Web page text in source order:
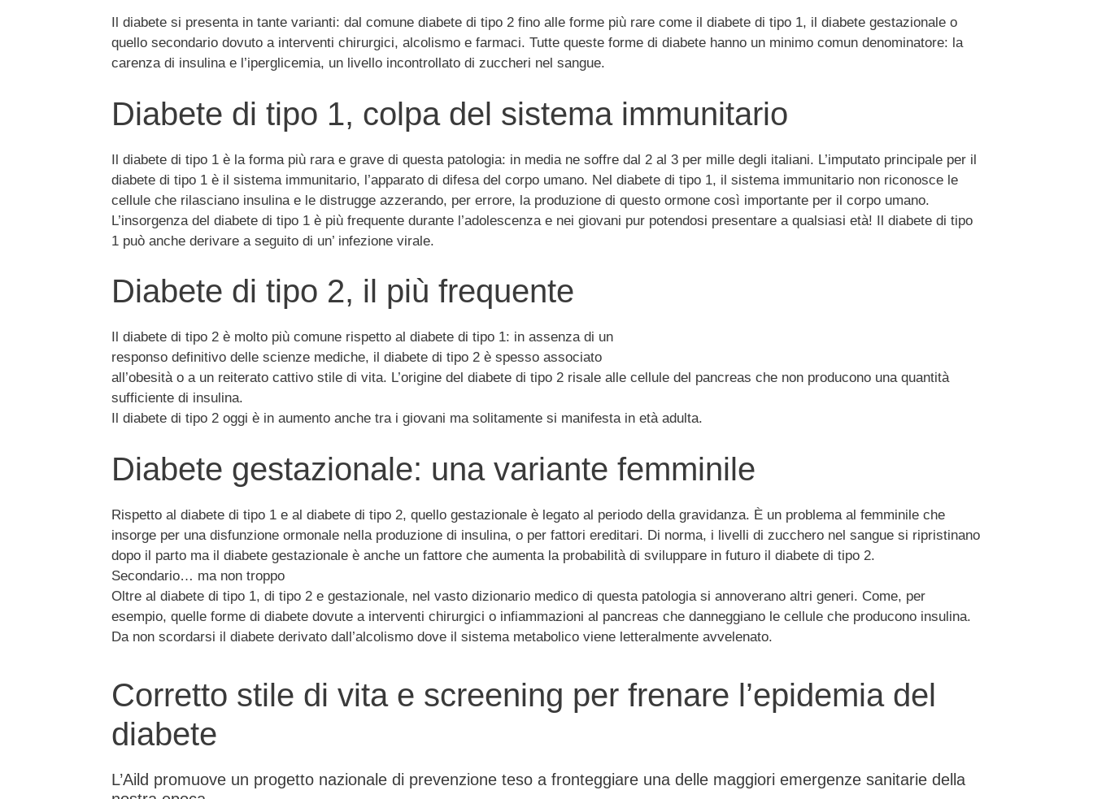
Il diabete si presenta in tante varianti: dal comune diabete di tipo 2 fino alle forme più rare come il diabete di tipo 1, il diabete gestazionale o
quello secondario dovuto a interventi chirurgici, alcolismo e farmaci. Tutte queste forme di diabete hanno un minimo comun denominatore: la
carenza di insulina e l’iperglicemia, un livello incontrollato di zuccheri nel sangue.
Diabete di tipo 1, colpa del sistema immunitario
Il diabete di tipo 1 è la forma più rara e grave di questa patologia: in media ne soffre dal 2 al 3 per mille degli italiani. L’imputato principale per il
diabete di tipo 1 è il sistema immunitario, l’apparato di difesa del corpo umano. Nel diabete di tipo 1, il sistema immunitario non riconosce le
cellule che rilasciano insulina e le distrugge azzerando, per errore, la produzione di questo ormone così importante per il corpo umano.
L’insorgenza del diabete di tipo 1 è più frequente durante l’adolescenza e nei giovani pur potendosi presentare a qualsiasi età! Il diabete di tipo
1 può anche derivare a seguito di un’ infezione virale.
Diabete di tipo 2, il più frequente
Il diabete di tipo 2 è molto più comune rispetto al diabete di tipo 1: in assenza di un
responso definitivo delle scienze mediche, il diabete di tipo 2 è spesso associato
all’obesità o a un reiterato cattivo stile di vita. L’origine del diabete di tipo 2 risale alle cellule del pancreas che non producono una quantità
sufficiente di insulina.
Il diabete di tipo 2 oggi è in aumento anche tra i giovani ma solitamente si manifesta in età adulta.
Diabete gestazionale: una variante femminile
Rispetto al diabete di tipo 1 e al diabete di tipo 2, quello gestazionale è legato al periodo della gravidanza. È un problema al femminile che
insorge per una disfunzione ormonale nella produzione di insulina, o per fattori ereditari. Di norma, i livelli di zucchero nel sangue si ripristinano
dopo il parto ma il diabete gestazionale è anche un fattore che aumenta la probabilità di sviluppare in futuro il diabete di tipo 2.
Secondario… ma non troppo
Oltre al diabete di tipo 1, di tipo 2 e gestazionale, nel vasto dizionario medico di questa patologia si annoverano altri generi. Come, per
esempio, quelle forme di diabete dovute a interventi chirurgici o infiammazioni al pancreas che danneggiano le cellule che producono insulina.
Da non scordarsi il diabete derivato dall’alcolismo dove il sistema metabolico viene letteralmente avvelenato.
Corretto stile di vita e screening per frenare l’epidemia del
diabete
L’Aild promuove un progetto nazionale di prevenzione teso a fronteggiare una delle maggiori emergenze sanitarie della